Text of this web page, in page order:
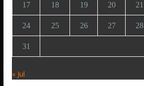
17 18 19 20 21
24 25 26 27 28
31
« Jul